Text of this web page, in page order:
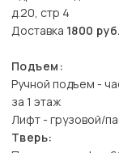
д.20, стр 4
Доставка 1800 руб.
Подъем:
Ручной подъем -
за 1 этаж
Лифт - грузовой/
Тверь: